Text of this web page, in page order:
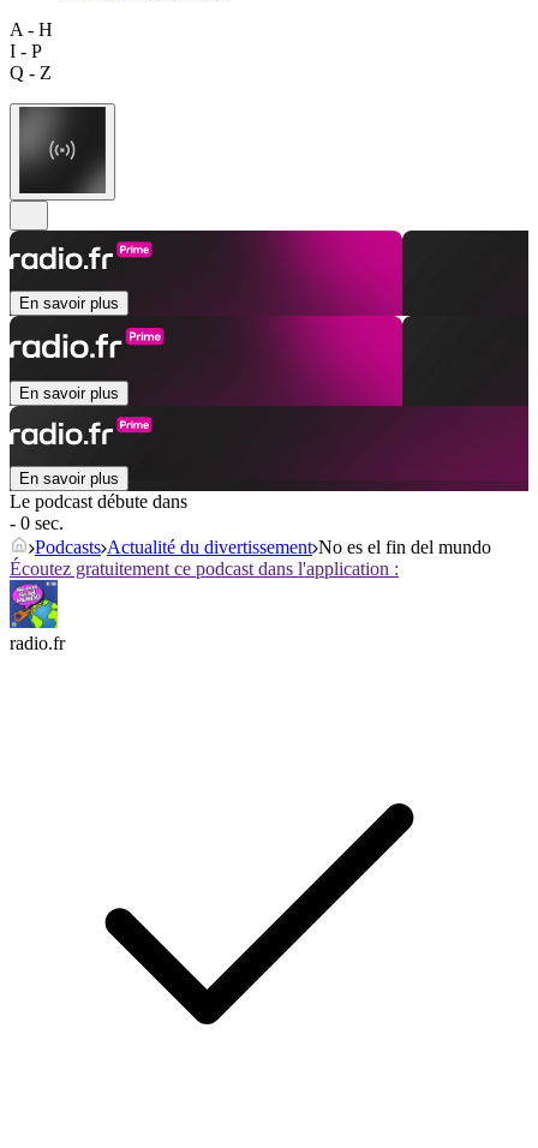
A - H
I - P
Q - Z
En savoir plus
En savoir plus
En savoir plus
Le podcast débute dans
- 0 sec.
Podcasts Actualité du divertissement No es el fin del mundo
Écoutez gratuitement ce podcast dans l'application :
radio.fr